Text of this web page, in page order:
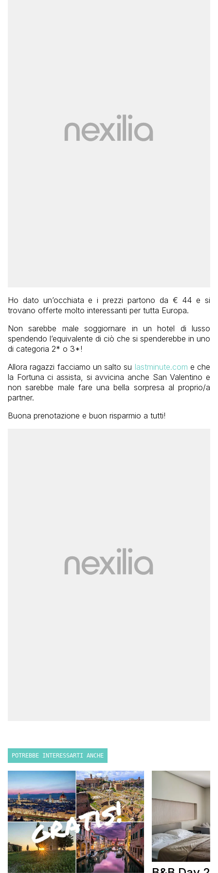
Ho dato un’occhiata e i prezzi partono da € 44 e si
trovano offerte molto interessanti per tutta Europa.
Non sarebbe male soggiornare in un hotel di lusso
spendendo l’equivalente di ciò che si spenderebbe in uno
di categoria 2* o 3*!
Allora ragazzi facciamo un salto su lastminute.com e che
la Fortuna ci assista, si avvicina anche San Valentino e
non sarebbe male fare una bella sorpresa al proprio/a
partner.
Buona prenotazione e buon risparmio a tutti!
POTREBBE INTERESSARTI ANCHE